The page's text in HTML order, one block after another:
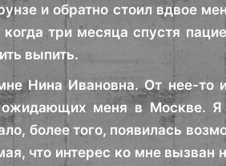
и обратно стоил вдвое
три месяца спустя
выпить.
Нина Ивановна. От нее-то
ожидающих меня в Москве.
более того, появилась
что интерес ко мне вызван